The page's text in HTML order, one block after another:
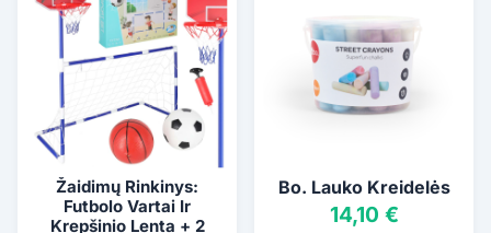
Žaidimų Rinkinys:
Futbolo Vartai Ir
Krepšinio Lenta + 2
Bo. Lauko Kreidelės
14,10 €